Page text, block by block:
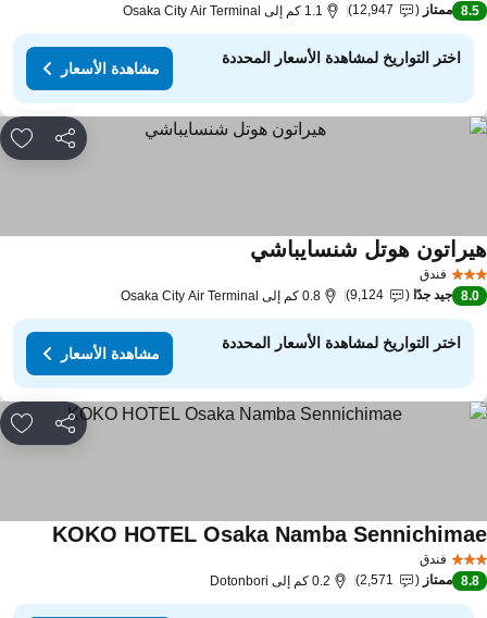
8.5 ممتاز 12,947 1.1 كم إلى Osaka City Air Terminal
اختر التواريخ لمشاهدة الأسعار المحددة
مشاهدة الأسعار
مشاركة
فندق
هوتل شنسايباشيمشاهدة الأسعار
8.0 جيد جدًا 9,124 0.8 كم إلى Osaka City Air Terminal
اختر التواريخ لمشاهدة الأسعار المحددة
مشاهدة الأسعار
مشاركة
فندق
KOKO HOTEL Osaka Nambaمشاهدة
8.8 ممتاز 2,571 0.2 كم إلى Dotonbori